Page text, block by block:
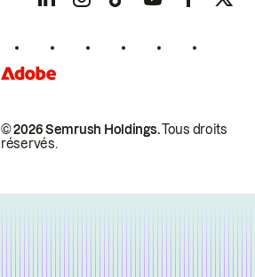
© 2026 Semrush Holdings.Tous droits
réservés.